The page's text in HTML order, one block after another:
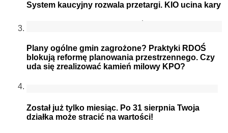
System kaucyjny rozwala przetargi. KIO ucina kary
Plany ogólne gmin zagrożone? Praktyki RDOŚ
blokują reformę planowania przestrzennego. Czy
uda się zrealizować kamień milowy KPO?
Został już tylko miesiąc. Po 31 sierpnia Twoja
działka może stracić na wartości!